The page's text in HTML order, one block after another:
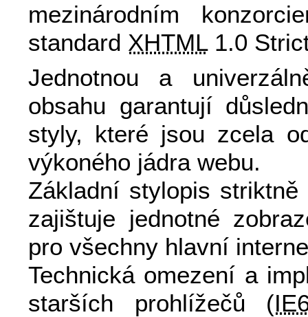
mezinárodním
standard XHTML1.0
Jednotnou a
obsahu garantují
styly, které jsou zcela
výkoného jádra webu.
Základní stylopis
zajištuje jednotné
pro všechny hlavní
Technická omezení a
starších prohlížečů (